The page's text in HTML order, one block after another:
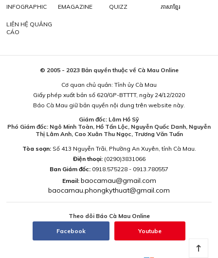
INFOGRAPHIC EMAGAZINE QUIZZ ភាសាខ្មែរ
LIÊN HỆ QUẢNG
CÁO
© 2005 - 2023 Bản quyền thuộc về Cà Mau Online
Cơ quan chủ quản: Tỉnh ủy Cà Mau
Giấy phép xuất bản số 620/GP-BTTTT, ngày 24/12/2020
Báo Cà Mau giữ bản quyền nội dung trên website này.
Giám đốc: Lâm Hồ Sỹ
Phó Giám đốc: Ngô Minh Toàn, Hồ Tấn Lộc, Nguyễn Quốc Danh, Nguyễn
Thị Lâm Anh, Cao Xuân Thu Ngọc, Trương Văn Tuấn
Tòa soạn:Số 413 Nguyễn Trãi, Phường An Xuyên, tỉnh Cà Mau.
Điện thoại: (0290)3831066
Ban Giám đốc: 0918.575228 - 0913.780557
Email: baocamau@gmail.com
baocamau.phongkythuat@gmail.com
Theo dõi Báo Cà Mau Online
Facebook Youtube